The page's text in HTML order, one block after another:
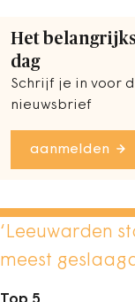
Het
dag
Schrijf je in voor
nieuwsbrief
aanmelden
‘Leeuwarden
meest